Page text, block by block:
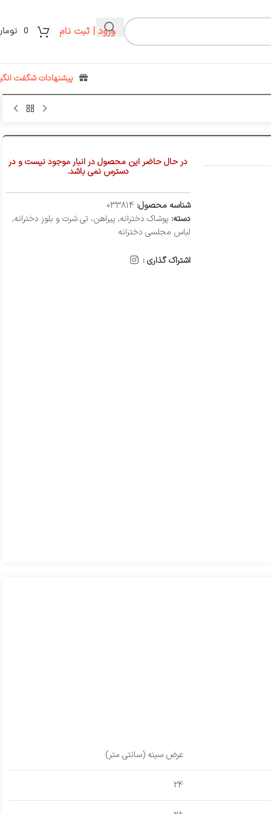
ورود | ثبت نام 0
پیشنهادات شگفت
در حال حاضر این محصول در انبار موجود نیست و در
دسترس نمی باشد.
شناسه محصول: 033814
دسته: پوشاک دخترانه, پیراهن، تی شرت و بلوز دخترانه,
لباس مجلسی دخترانه
اشتراک گذاری :
عرض سینه (سانتی متر)
24